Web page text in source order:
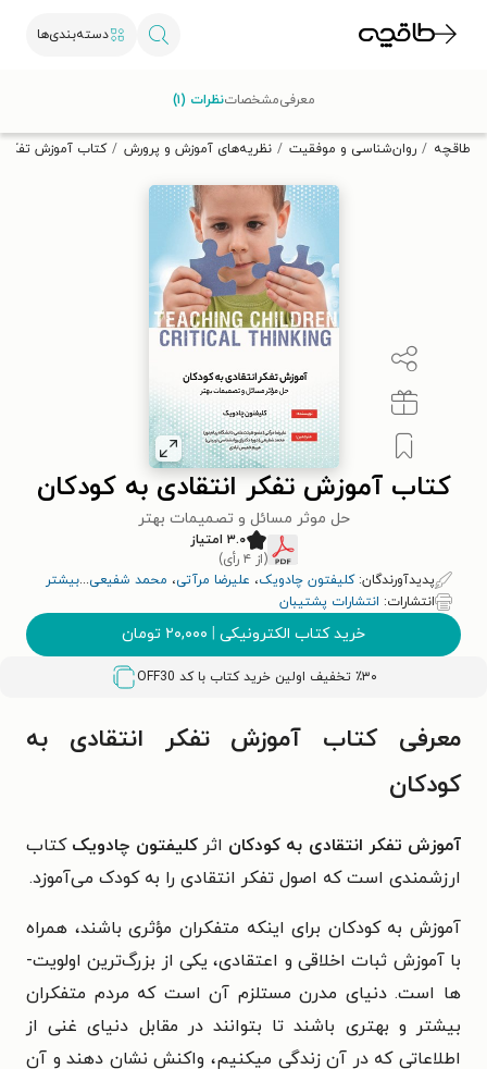
دسته‌بندی‌ها
تخفیف از طاقچه دریافت کن.
طاقچه روان‌شناسی و موفقیت نظریه‌های آموزش و پرورش کتاب آموزش تفکر
کتاب آموزش تفکر انتقادی به کودکان
حل موثر مسائل و تصمیمات بهتر
۳.۰ امتیاز
(از ۴ رأی)
پدیدآورندگان:کلیفتون چادویک، علیرضا مرآتی، محمد شفیعی...بیشتر
انتشارات: انتشارات پشتیبان
خرید کتاب الکترونیکی | ۲۰,۰۰۰ تومان
٪۳۰ تخفیف اولین خرید کتاب با کد OFF30
معرفیمشخصاتنظرات (۱)
معرفی کتاب آموزش تفکر انتقادی به
کودکان
آموزش تفکر انتقادی به کودکان اثرکلیفتون چادویک کتاب
ارزشمندی است که اصول تفکر انتقادی را به کودک می‌آموزد.
آموزش به کودکان برای اینکه متفکران مؤثری باشند، همراه
با آموزش ثبات اخلاقی و اعتقادی، یکی از بزرگ‌ترین اولویت‌­
ها است. دنیای مدرن مستلزم آن است که مردم متفکران
بیشتر و بهتری باشند تا بتوانند در مقابل دنیای غنی از
اطلاعاتی که در آن زندگی می­کنیم، واکنش نشان دهند و آن